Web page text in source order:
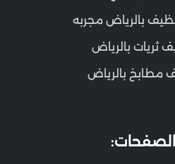
بالرياض مجربه
ثريات بالرياض
مطابخ بالرياض